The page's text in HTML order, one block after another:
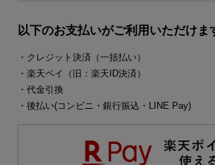
以下のお支払いがご利用いただけま
・クレジット決済（一括払い）
・楽天ペイ（旧：楽天ID決済）
・代金引換
・後払い(コンビニ・銀行振込・LINE Pay)